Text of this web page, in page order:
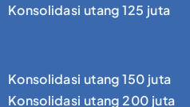
Konsolidasi utang 125 juta
Konsolidasi utang 150 juta
Konsolidasi utang 200 juta